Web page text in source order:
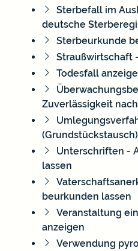
Sterbefall im
deutsche
Sterbeurkunde
Straußwirtschaft
Todesfall
Zuverlässigkeit
(Grundstückstausch)
Unterschriften -
lassen
beurkunden lassen
Veranstaltung
anzeigen
Verwendung